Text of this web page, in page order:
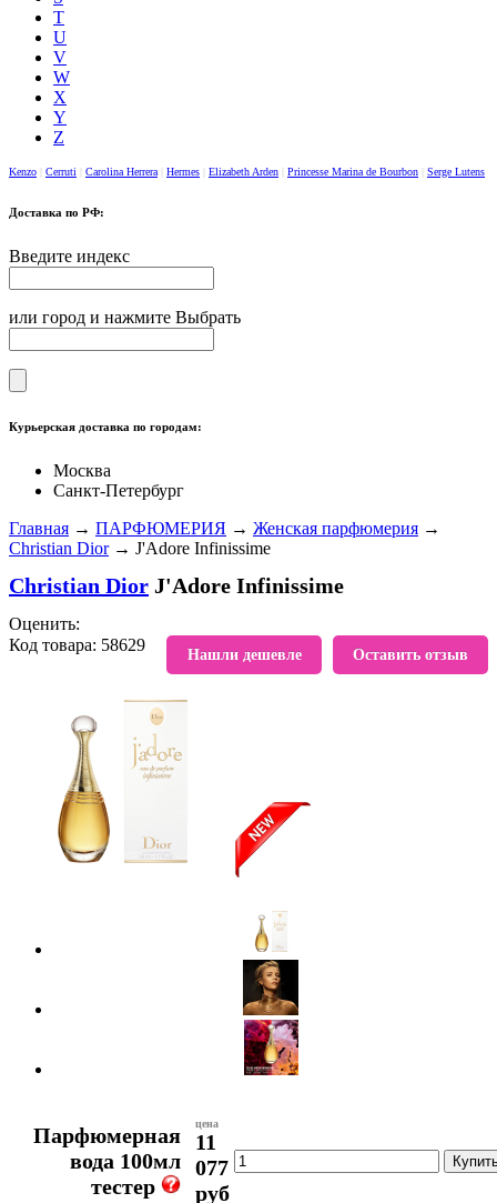
T
U
V
W
X
Y
Z
Kenzo Cerruti Carolina Herrera Hermes Elizabeth Arden Princesse Marina de Bourbon Serge Lutens
Доставка по РФ:
Введите индекс
или город и нажмите Выбрать
Курьерская доставка по городам:
Москва
Санкт-Петербург
Главная → ПАРФЮМЕРИЯ → Женская парфюмерия →
Christian Dior→ J'Adore Infinissime
Christian Dior J'Adore Infinissime
Оставить отзыв
Нашли дешевле
Оценить:
Код товара: 58629
В избранное
Парфюмерная
вода 100мл
тестер
цена
11
077
руб